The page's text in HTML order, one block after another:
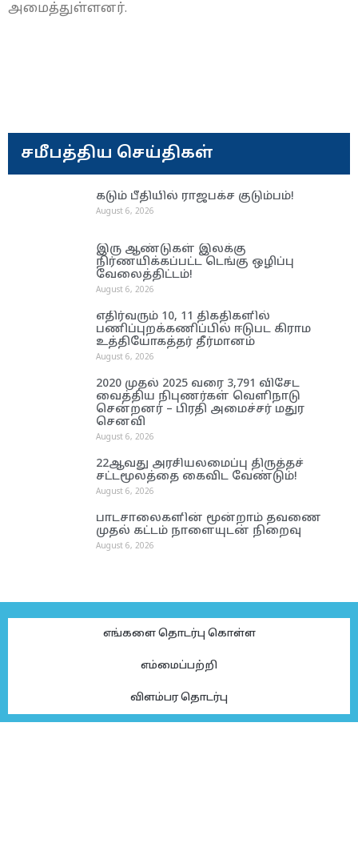
அமைத்துள்ளனர்.
சமீபத்திய செய்திகள்
கடும் பீதியில் ராஜபக்ச குடும்பம்!
August 6, 2026
இரு ஆண்டுகள் இலக்கு
நிர்ணயிக்கப்பட்ட டெங்கு ஒழிப்பு
வேலைத்திட்டம்!
August 6, 2026
எதிர்வரும் 10, 11 திகதிகளில்
பணிப்புறக்கணிப்பில் ஈடுபட கிராம
உத்தியோகத்தர் தீர்மானம்
August 6, 2026
2020 முதல் 2025 வரை 3,791 விசேட
வைத்திய நிபுணர்கள் வெளிநாடு
சென்றனர் – பிரதி அமைச்சர் மதுர
செனவி
August 6, 2026
22ஆவது அரசியலமைப்பு திருத்தச்
சட்டமூலத்தை கைவிட வேண்டும்!
August 6, 2026
பாடசாலைகளின் மூன்றாம் தவணை
முதல் கட்டம் நாளையுடன் நிறைவு
August 6, 2026
எங்களை தொடர்பு கொள்ள
எம்மைப்பற்றி
விளம்பர தொடர்பு